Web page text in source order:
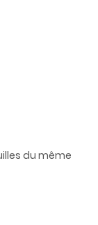
du même